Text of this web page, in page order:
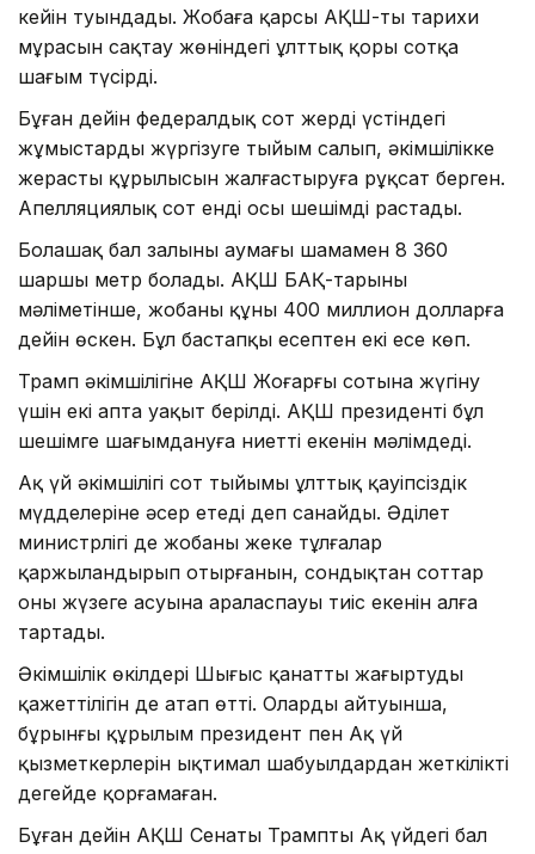
кейін туындады. Жобаға қарсы АҚШ-тың тарихи
мұрасын сақтау жөніндегі ұлттық қоры сотқа
шағым түсірді.
Бұған дейін федералдық сот жердің үстіндегі
жұмыстарды жүргізуге тыйым салып, әкімшілікке
жерасты құрылысын жалғастыруға рұқсат берген.
Апелляциялық сот енді осы шешімді растады.
Болашақ бал залының аумағы шамамен 8 360
шаршы метр болады. АҚШ БАҚ-тарының
мәліметінше, жобаның құны 400 миллион долларға
дейін өскен. Бұл бастапқы есептен екі есе көп.
Трамп әкімшілігіне АҚШ Жоғарғы сотына жүгіну
үшін екі апта уақыт берілді. АҚШ президенті бұл
шешімге шағымдануға ниетті екенін мәлімдеді.
Ақ үй әкімшілігі сот тыйымы ұлттық қауіпсіздік
мүдделеріне әсер етеді деп санайды. Әділет
министрлігі де жобаны жеке тұлғалар
қаржыландырып отырғанын, сондықтан соттар
оның жүзеге асуына араласпауы тиіс екенін алға
тартады.
Әкімшілік өкілдері Шығыс қанатты жаңғыртудың
қажеттілігін де атап өтті. Олардың айтуынша,
бұрынғы құрылым президент пен Ақ үй
қызметкерлерін ықтимал шабуылдардан жеткілікті
деңгейде қорғамаған.
Бұған дейін АҚШ Сенаты Трамптың Ақ үйдегі бал